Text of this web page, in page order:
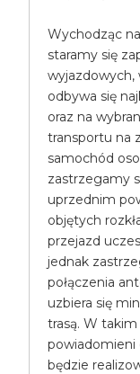
Wychodząc
staramy się
wyjazdowych,
odbywa się
oraz na
transportu na
samochód
zastrzegamy
uprzednim
objętych
przejazd
jednak
połączenia
uzbiera się
trasą. W
powiadomieni
będzie